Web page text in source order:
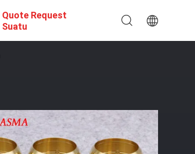
Quote Request
Suatu